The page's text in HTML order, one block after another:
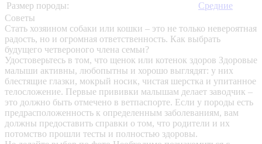
Размер породы:
Средние
Советы
Стать хозяином собаки или кошки – это не только невероятная
радость, но и огромная ответственность. Как выбрать
будущего четвероного члена семьи?
Удостоверьтесь в том, что щенок или котенок здоров Здоровые
малыши активны, любопытны и хорошо выглядят: у них
блестящие глазки, мокрый носик, чистая шерстка и упитанное
телосложение. Первые прививки малышам делает заводчик –
это должно быть отмечено в ветпаспорте. Если у породы есть
предрасположенность к определенным заболеваниям, вам
должны предоставить справки о том, что родители и их
потомство прошли тесты и полностью здоровы.